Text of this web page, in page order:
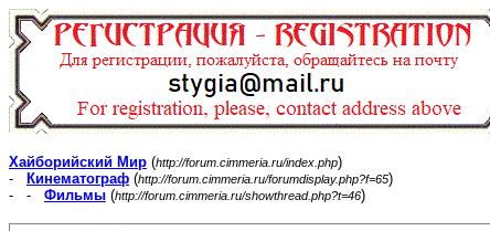
Хайборийский Мир (http://forum.cimmeria.ru/index.php)
-
Кинематограф (http://forum.cimmeria.ru/forumdisplay.php?f=65)
- - Фильмы (http://forum.cimmeria.ru/showthread.php?t=46)